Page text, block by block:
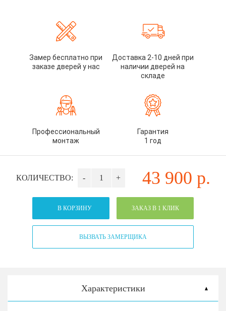
Замер бесплатно при
заказе дверей у нас
Доставка 2-10 дней при
наличии дверей на
складе
Профессиональный
монтаж
Гарантия
1 год
КОЛИЧЕСТВО: - + 43 900 р.
В КОРЗИНУ ЗАКАЗ В 1 КЛИК
ВЫЗВАТЬ ЗАМЕРЩИКА
Характеристики